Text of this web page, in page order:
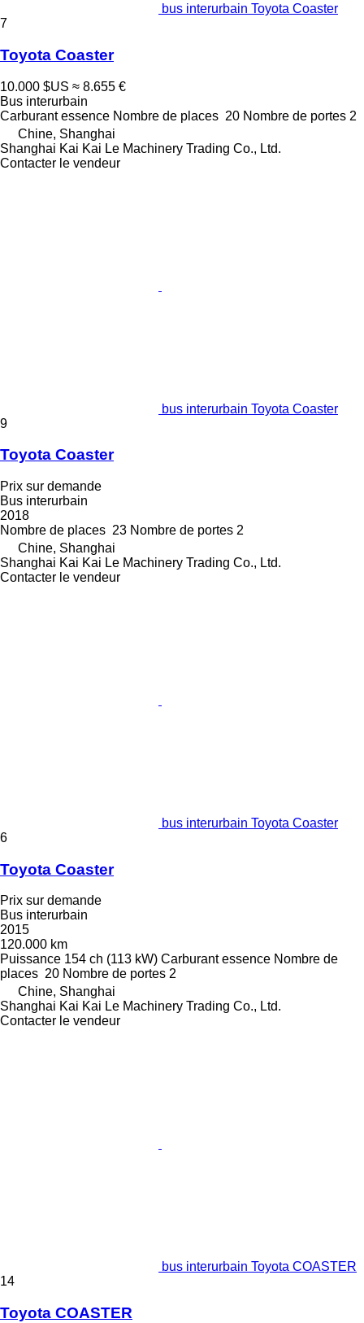
bus interurbain Toyota Coaster
7
Toyota Coaster
10.000 $US ≈ 8.655 €
Bus interurbain
Carburant essence Nombre de places 20 Nombre de portes 2
Chine, Shanghai
Shanghai Kai Kai Le Machinery Trading Co., Ltd.
Contacter le vendeur
bus interurbain Toyota Coaster
9
Toyota Coaster
Prix sur demande
Bus interurbain
2018
Nombre de places 23 Nombre de portes 2
Chine, Shanghai
Shanghai Kai Kai Le Machinery Trading Co., Ltd.
Contacter le vendeur
bus interurbain Toyota Coaster
6
Toyota Coaster
Prix sur demande
Bus interurbain
2015
120.000 km
Puissance 154 ch (113 kW) Carburant essence Nombre de
places 20 Nombre de portes 2
Chine, Shanghai
Shanghai Kai Kai Le Machinery Trading Co., Ltd.
Contacter le vendeur
bus interurbain Toyota COASTER
14
Toyota COASTER